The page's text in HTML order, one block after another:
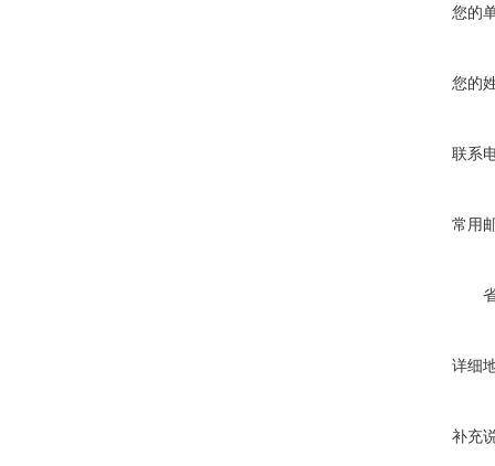
您的
您的
联系
常用
详细
补充